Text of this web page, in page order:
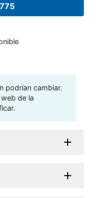
podrían cambiar.
de la